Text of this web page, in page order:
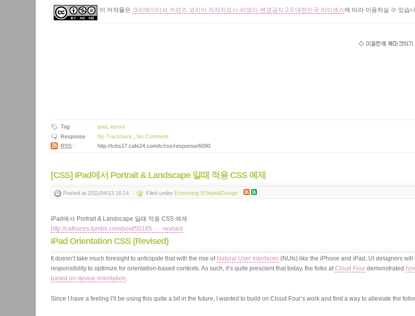
이 저작물은 크리에이티브 커먼즈 코리아 저작자표시-비영리-변경금지 2.0 대한민국 라이센스에 따라 이용하실 수 있습
Tag ipad
layout
Response
No Trackback
No Comment
RSS : http://tcbs17.cafe24.com/tc/rss/response/6090
[CSS] iPad에서 Portrait & Landscape 일때 적용 CSS 예제
Posted at 2011/04/13 16:14 Filed under Extreming X/Style&Design
iPad에서 Portrait & Landscape 일때 적용 CSS 예제
http://catharsis.tumblr.com/post/50165 ··· -revised
iPad Orientation CSS (Revised)
It doesn’t take much foresight to anticipate that with the rise of Natural User Interfaces (NUIs) like the iPhone and iPad, UI designers will
responsibility to optimize for orientation-based contexts. As such, it’s quite prescient that today, the folks atCloud Four demonstrated
based on device orientation.
Since I have a feeling I’ll be using this quite a bit in the future, I wanted to build on Cloud Four’s work and find a way to alleviate the